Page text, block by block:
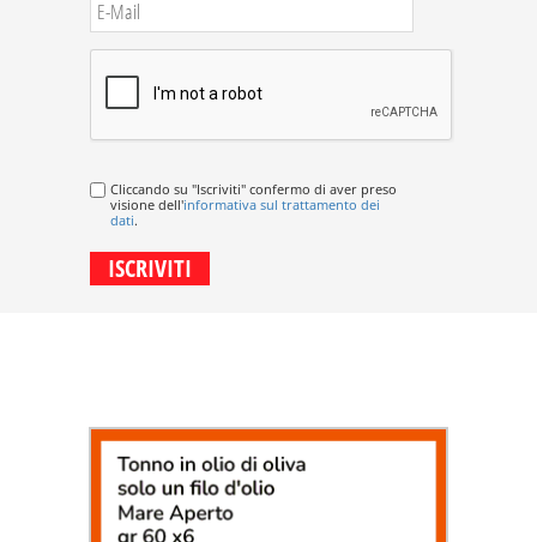
Cliccando su "Iscriviti" confermo di aver preso
visione dell'informativa sul trattamento dei
dati.